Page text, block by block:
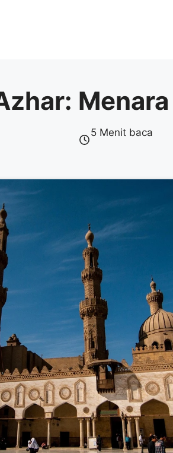
5 Menit baca